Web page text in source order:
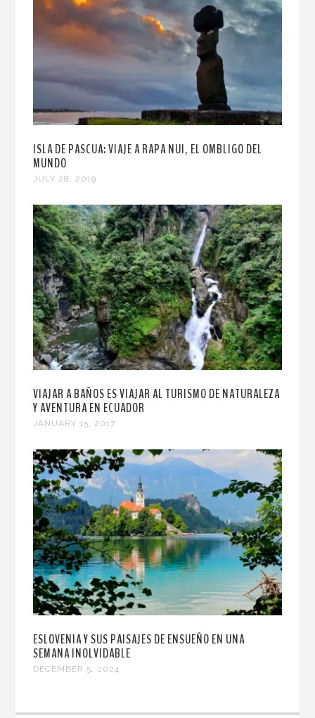
ISLA DE PASCUA: VIAJE A RAPA NUI, EL OMBLIGO DEL
MUNDO
JULY 28, 2019
VIAJAR A BAÑOS ES VIAJAR AL TURISMO DE NATURALEZA
Y AVENTURA EN ECUADOR
JANUARY 15, 2017
ESLOVENIA Y SUS PAISAJES DE ENSUEÑO EN UNA
SEMANA INOLVIDABLE
DECEMBER 5, 2024